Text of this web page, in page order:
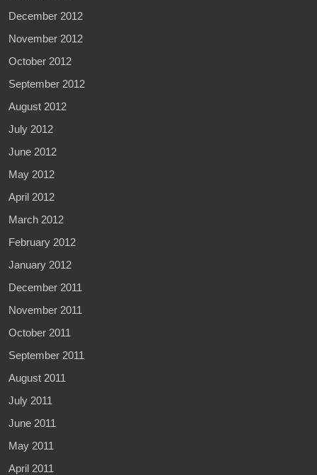
December 2012
November 2012
October 2012
September 2012
August 2012
July 2012
June 2012
May 2012
April 2012
March 2012
February 2012
January 2012
December 2011
November 2011
October 2011
September 2011
August 2011
July 2011
June 2011
May 2011
April 2011